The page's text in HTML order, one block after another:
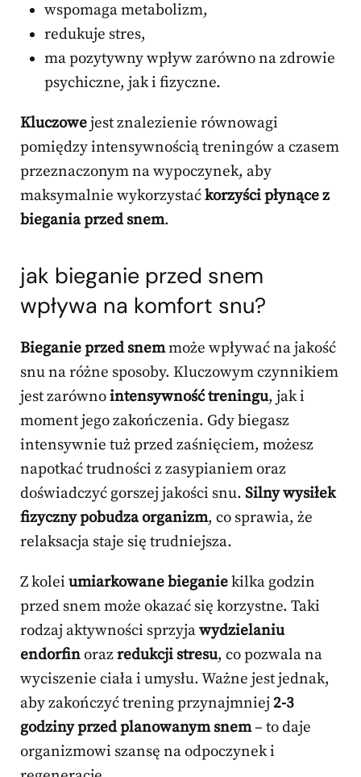
wspomaga metabolizm,
redukuje stres,
ma pozytywny wpływ zarówno na zdrowie
psychiczne, jak i fizyczne.
Kluczowejest znalezienie równowagi
pomiędzy intensywnością treningów a czasem
przeznaczonym na wypoczynek, aby
maksymalnie wykorzystaćkorzyści płynące z
biegania przed snem.
jak bieganie przed snem
wpływa na komfort snu?
Bieganie przed snemmoże wpływać na jakość
snu na różne sposoby. Kluczowym czynnikiem
jest zarównointensywność treningu, jak i
moment jego zakończenia. Gdy biegasz
intensywnie tuż przed zaśnięciem, możesz
napotkać trudności z zasypianiem oraz
doświadczyć gorszej jakości snu. Silny wysiłek
fizyczny pobudza organizm, co sprawia, że
relaksacja staje się trudniejsza.
Z kolei umiarkowane bieganiekilka godzin
przed snem może okazać się korzystne. Taki
rodzaj aktywności sprzyjawydzielaniu
endorfinorazredukcji stresu, co pozwala na
wyciszenie ciała i umysłu. Ważne jest jednak,
aby zakończyć trening przynajmniej 2-3
godziny przed planowanym snem– to daje
organizmowi szansę na odpoczynek i